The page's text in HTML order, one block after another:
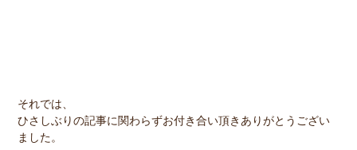
それでは、
ひさしぶりの記事に関わらずお付き合い頂きありがとうござい
ました。